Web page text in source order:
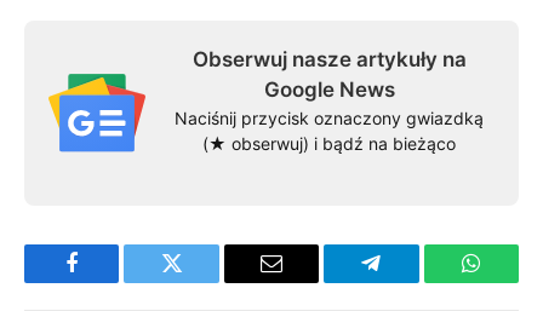
Obserwuj nasze artykuły na
Google News
Naciśnij przycisk oznaczony gwiazdką
(★ obserwuj) i bądź na bieżąco
Facebook Twitter Email Telegram